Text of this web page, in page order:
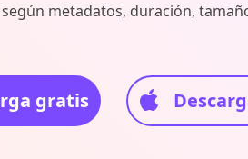
según metadatos, duración,
gratis